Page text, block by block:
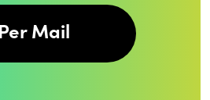
Per Mail